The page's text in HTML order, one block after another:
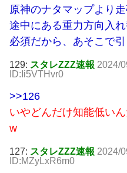
原神のナタマップより
途中にある重力方向入
必須だから、あそこで
129: スタレZZZ速報 2024/
ID:Ii5VTHvr0
>>126
いやどんだけ知能低い
w
127: スタレZZZ速報 2024/
ID:MZyLxR6m0